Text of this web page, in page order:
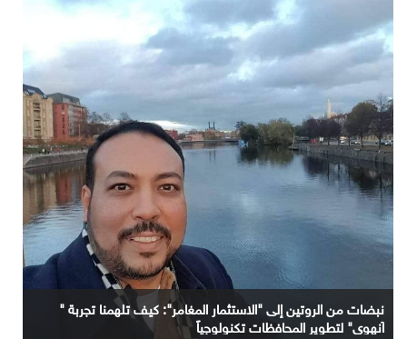
نبضات من الروتين إلى "الاستثمار المغامر": كيف تلهمنا تجربة "
آنهوي" لتطوير المحافظات تكنولوجياً